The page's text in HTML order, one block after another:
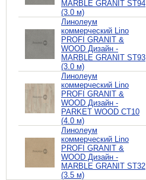
MARBLE GRANIT ST94
(3.0 м)
Линолеум
коммерческий Lino
PROFI GRANIT &
WOOD Дизайн -
MARBLE GRANIT ST93
(3.0 м)
Линолеум
коммерческий Lino
PROFI GRANIT &
WOOD Дизайн -
PARKET WOOD CT10
(4.0 м)
Линолеум
коммерческий Lino
PROFI GRANIT &
WOOD Дизайн -
MARBLE GRANIT ST32
(3.5 м)